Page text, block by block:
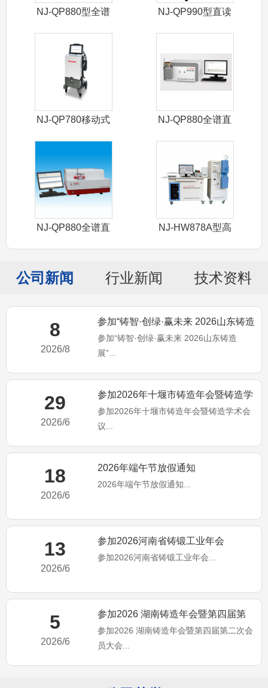
NJ-QP880型全谱
NJ-QP990型直读
NJ-QP780移动式
NJ-QP880全谱直
NJ-QP880全谱直
NJ-HW878A型高
公司新闻 行业新闻 技术资料
8
2026/8
参加“铸智·创绿·赢未来 2026山东铸造
展”
参加“铸智·创绿·赢未来 2026山东铸造
展”...
29
2026/6
参加2026年十堰市铸造年会暨铸造学
术会议
参加2026年十堰市铸造年会暨铸造学术会
议...
18
2026/6
2026年端午节放假通知
2026年端午节放假通知...
13
2026/6
参加2026河南省铸锻工业年会
参加2026河南省铸锻工业年会...
5
2026/6
参加2026 湖南铸造年会暨第四届第
二次会员大会
参加2026 湖南铸造年会暨第四届第二次会
员大会...